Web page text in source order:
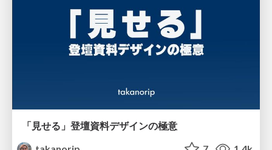
「見せる」登壇資料デザインの極意